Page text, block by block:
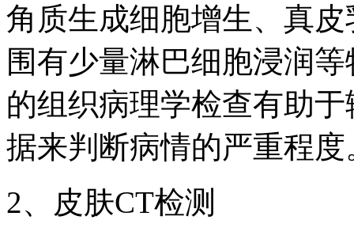
角质生成细胞增生、真
围有少量淋巴细胞浸润
的组织病理学检查有助
据来判断病情的严重程度
2、皮肤CT检测